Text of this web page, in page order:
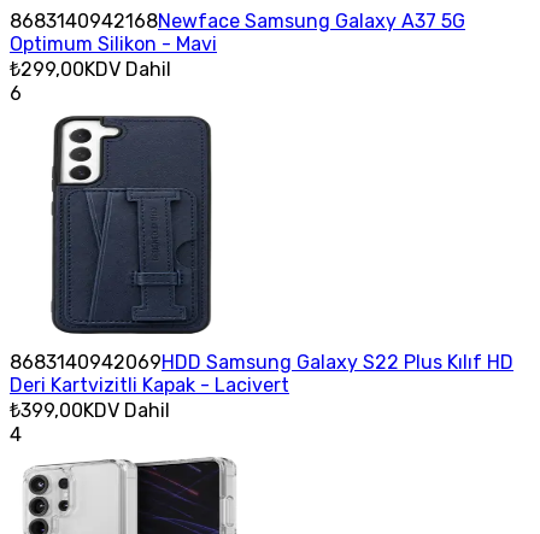
8683140942168Newface Samsung Galaxy A37 5G
Optimum Silikon - Mavi
₺299,00KDV Dahil
6
8683140942069HDD Samsung Galaxy S22 Plus Kılıf HD
Deri Kartvizitli Kapak - Lacivert
₺399,00KDV Dahil
4